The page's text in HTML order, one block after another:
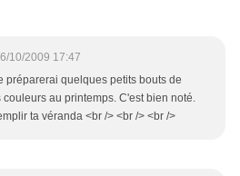
10/2009 17:47
préparerai quelques petits bouts de
couleurs au printemps. C'est bien noté.
ta véranda <br /> <br /> <br />